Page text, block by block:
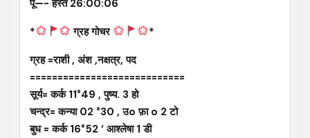
पू—- हस्त 26:00:06
* ग्रह गोचर *
ग्रह =राशी , अंश ,नक्षत्र, पद
============================
सूर्य= कर्क 11°49 , पुष्य. 3 हो
चन्द्र= कन्या 02 °30 , उo फ़ा o 2 टो
बुध = कर्क 16°52 ‘ आश्लेषा 1 डी